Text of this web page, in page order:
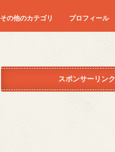
その他のカテゴリ プロフィール
スポンサーリンク